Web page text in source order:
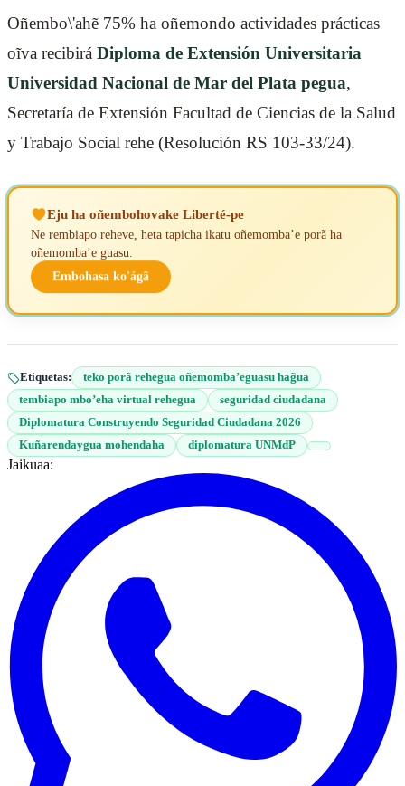
Oñembo\'ahẽ 75% ha oñemondo actividades prácticas
oĩva recibirá Diploma de Extensión Universitaria
Universidad Nacional de Mar del Plata pegua,
Secretaría de Extensión Facultad de Ciencias de la Salud
y Trabajo Social rehe (Resolución RS 103-33/24).
Eju ha oñembohovake Liberté-pe
Ne rembiapo reheve, heta tapicha ikatu oñemomba’e porã ha
oñemomba’e guasu.
Embohasa ko'ágã
Etiquetas:
teko porã rehegua oñemomba’eguasu hag̃ua
tembiapo mbo’eha virtual rehegua
seguridad ciudadana
Diplomatura Construyendo Seguridad Ciudadana 2026
Kuñarendaygua mohendaha
diplomatura UNMdP
Jaikuaa: